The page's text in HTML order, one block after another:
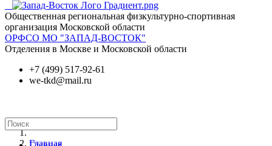
Общественная региональная физкультурно-спортивная
организация Московской области
ОРФСО МО "ЗАПАД-ВОСТОК"
Отделения в Москве и Московской области
+7 (499) 517-92-61
we-tkd@mail.ru
Главная